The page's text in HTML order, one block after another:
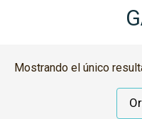
Mostrando el único